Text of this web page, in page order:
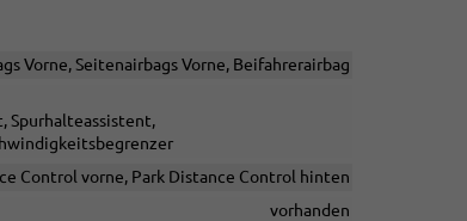
Vorne, Seitenairbags Vorne, Beifahrerairbag
Spurhalteassistent,
Control vorne, Park Distance Control hinten
vorhanden